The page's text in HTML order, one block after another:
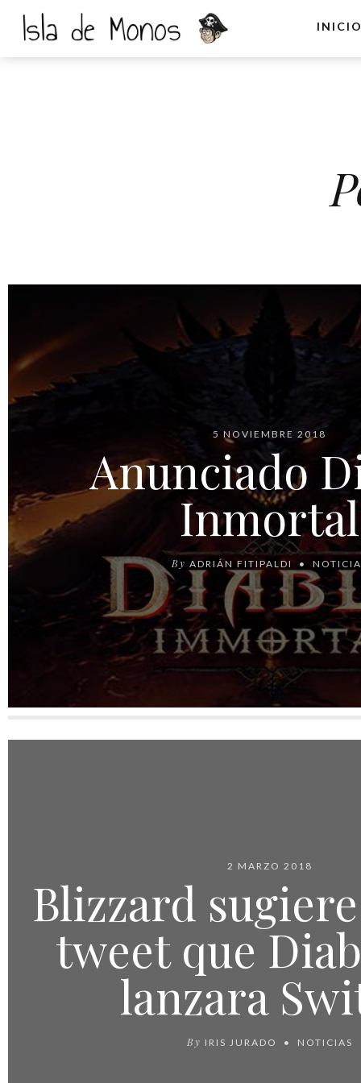
INICIO
5 NOVIEMBRE 2018
Anunciado
Inmortal
By ADRIÁN FITIPALDI
2 MARZO 2018
Blizzard
tweet que
lanzara
By IRIS JURADO NOTICIAS